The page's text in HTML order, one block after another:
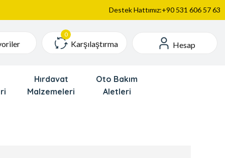
Destek Hattımız:+90 531 606 57 63
Karşılaştırma Hesap
Hırdavat
Malzemeleri
Oto Bakım
Aletleri